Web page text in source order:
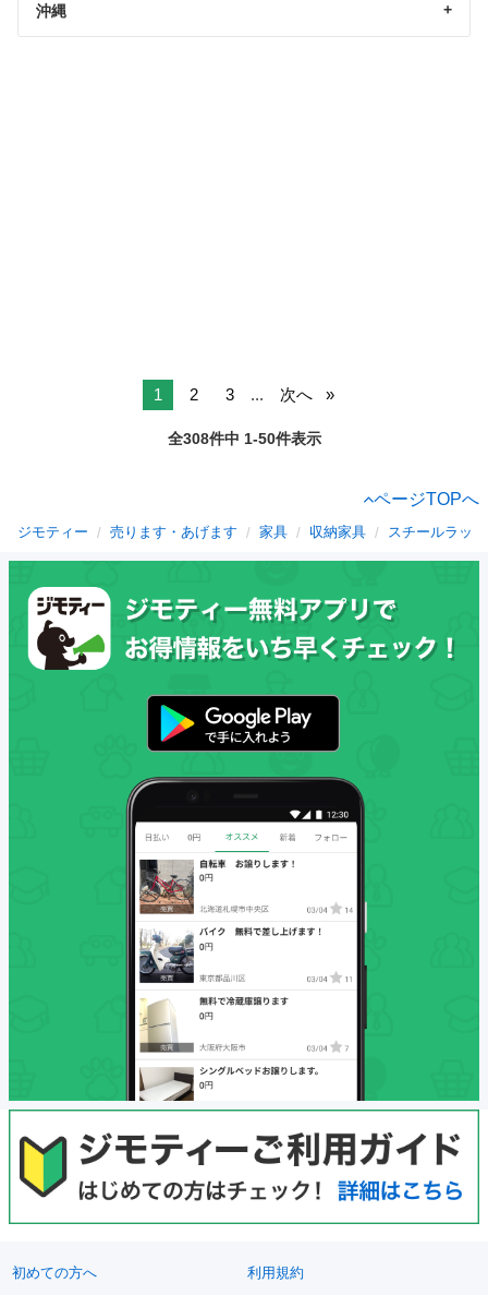
沖縄
1 2 3 ... 次へ
全308件中 1-50件表示
ページTOPへ
ジモティー 売ります・あげます 家具 収納家具 スチールラック
初めての方へ 利用規約